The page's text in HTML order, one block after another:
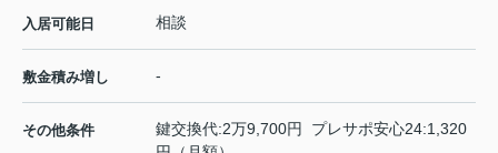
入居可能日 相談
敷金積み増し -
その他条件
鍵交換代:2万9,700円 プレサポ安心24:1,320